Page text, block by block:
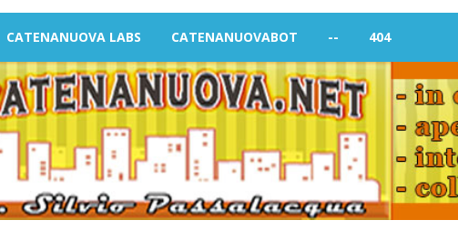
CATENANUOVA LABS CATENANUOVABOT -- 404